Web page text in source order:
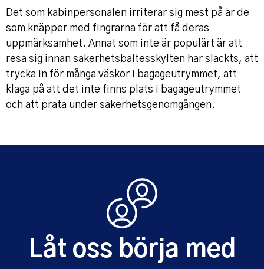
Det som kabinpersonalen irriterar sig mest på är de
som knäpper med fingrarna för att få deras
uppmärksamhet. Annat som inte är populärt är att
resa sig innan säkerhetsbältesskylten har släckts, att
trycka in för många väskor i bagageutrymmet, att
klaga på att det inte finns plats i bagageutrymmet
och att prata under säkerhetsgenomgången.
Låt oss börja med